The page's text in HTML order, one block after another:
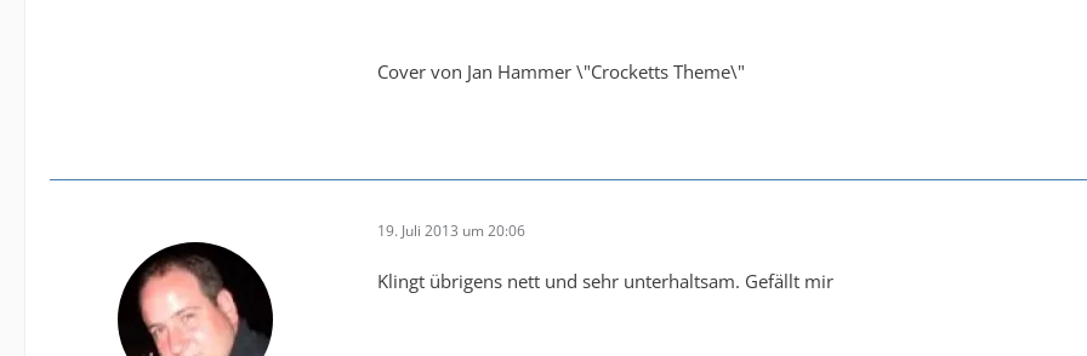
Cover von Jan Hammer \"Crocketts Theme\"
19. Juli 2013 um 20:06
Klingt übrigens nett und sehr unterhaltsam. Gefällt mir